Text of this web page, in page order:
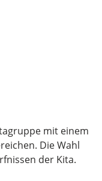
mit einem
Die Wahl
der Kita.